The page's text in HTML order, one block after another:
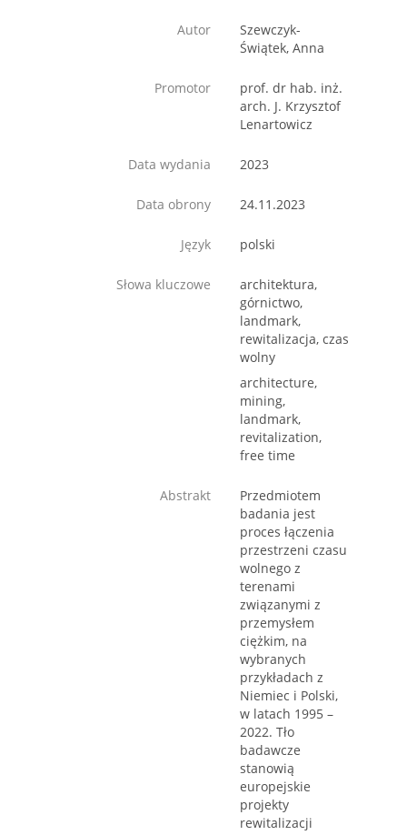
Autor
Szewczyk-
Świątek, Anna
Promotor
prof. dr hab. inż.
arch. J. Krzysztof
Lenartowicz
Data wydania 2023
Data obrony 24.11.2023
Język polski
Słowa kluczowe
architektura,
górnictwo,
landmark,
rewitalizacja, czas
wolny
architecture,
mining,
landmark,
revitalization,
free time
Abstrakt
Przedmiotem
badania jest
proces łączenia
przestrzeni czasu
wolnego z
terenami
związanymi z
przemysłem
ciężkim, na
wybranych
przykładach z
Niemiec i Polski,
w latach 1995 –
2022. Tło
badawcze
stanowią
europejskie
projekty
rewitalizacji